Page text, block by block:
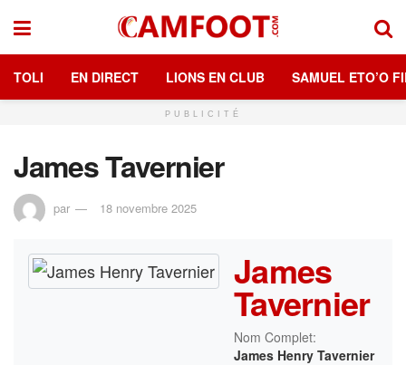
TOLI EN DIRECT LIONS EN CLUB SAMUEL ETO’O
PUBLICITÉ
James Tavernier
par 18 novembre 2025
James
Tavernier
Nom Complet:
James Henry Tavernier